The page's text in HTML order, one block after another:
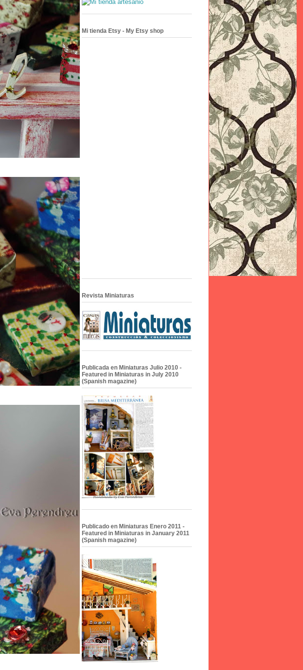
Mi tienda Etsy - My Etsy shop
Revista Miniaturas
Publicada en Miniaturas Julio 2010 -
Featured in Miniaturas in July 2010
(Spanish magazine)
Publicado en Miniaturas Enero 2011 -
Featured in Miniaturas in January 2011
(Spanish magazine)